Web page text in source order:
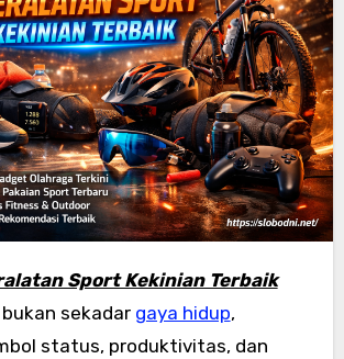
Sport Kekinian Terbaik
sekadar gaya hidup,
status, produktivitas, dan